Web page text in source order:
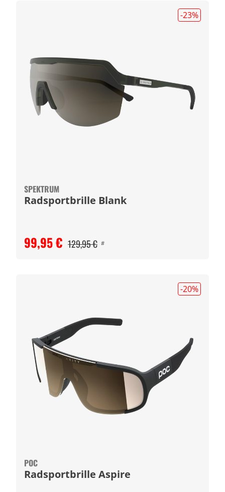
-23%
SPEKTRUM
Radsportbrille Blank
99,95 € 129,95 € #
-20%
POC
Radsportbrille Aspire